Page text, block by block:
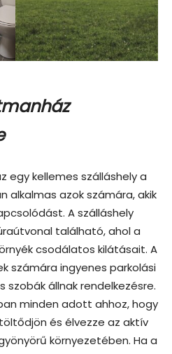
egy kellemes szálláshely a
alkalmas azok számára, akik
A szálláshely
található, ahol a
csodálatos kilátásait. A
számára ingyenes parkolási
szobák állnak rendelkezésre.
minden adott ahhoz, hogy
és élvezze az aktív
környezetében. Ha a